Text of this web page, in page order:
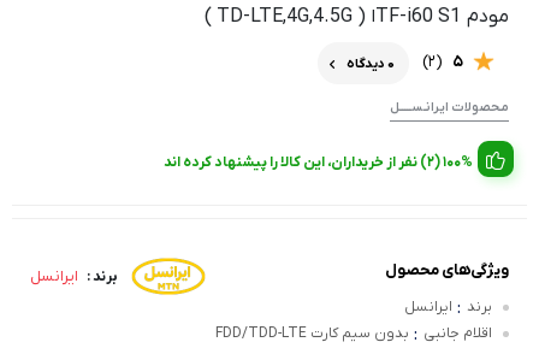
مودم TF-i60 S1ا ( TD-LTE,4G,4.5G )
5
(2) 0 دیدگاه
مـحصولات ایرانـســـــل
100% (2) نفر از خریداران، این کالا را پیشنهاد کرده اند
برند : ایرانسل ویژگی‌های محصول
برند : ایرانسل
اقلام جانبی : بدون سیم کارت FDD/TDD-LTE